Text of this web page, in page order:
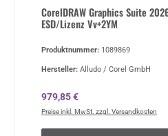
CorelDRAW Graphics Suite
ESD/Lizenz Vv+2YM
Produktnummer: 1089869
Hersteller: Alludo / Corel GmbH
Regulärer Preis:
979,85 €
Preise inkl. MwSt. zzgl. Versandkosten